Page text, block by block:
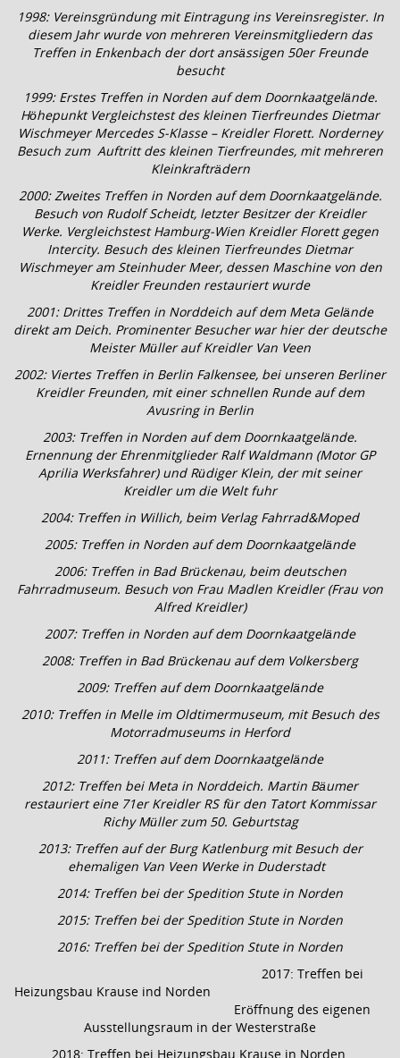
1998: Vereinsgründung mit Eintragung ins Vereinsregister. In
diesem Jahr wurde von mehreren Vereinsmitgliedern das
Treffen in Enkenbach der dort ansässigen 50er Freunde
besucht
1999: Erstes Treffen in Norden auf dem Doornkaatgelände.
Höhepunkt Vergleichstest des kleinen Tierfreundes Dietmar
Wischmeyer Mercedes S-Klasse – Kreidler Florett. Norderney
Besuch zum Auftritt des kleinen Tierfreundes, mit mehreren
Kleinkrafträdern
2000: Zweites Treffen in Norden auf dem Doornkaatgelände.
Besuch von Rudolf Scheidt, letzter Besitzer der Kreidler
Werke. Vergleichstest Hamburg-Wien Kreidler Florett gegen
Intercity. Besuch des kleinen Tierfreundes Dietmar
Wischmeyer am Steinhuder Meer, dessen Maschine von den
Kreidler Freunden restauriert wurde
2001: Drittes Treffen in Norddeich auf dem Meta Gelände
direkt am Deich. Prominenter Besucher war hier der deutsche
Meister Müller auf Kreidler Van Veen
2002: Viertes Treffen in Berlin Falkensee, bei unseren Berliner
Kreidler Freunden, mit einer schnellen Runde auf dem
Avusring in Berlin
2003: Treffen in Norden auf dem Doornkaatgelände.
Ernennung der Ehrenmitglieder Ralf Waldmann (Motor GP
Aprilia Werksfahrer) und Rüdiger Klein, der mit seiner
Kreidler um die Welt fuhr
2004: Treffen in Willich, beim Verlag Fahrrad&Moped
2005: Treffen in Norden auf dem Doornkaatgelände
2006: Treffen in Bad Brückenau, beim deutschen
Fahrradmuseum. Besuch von Frau Madlen Kreidler (Frau von
Alfred Kreidler)
2007: Treffen in Norden auf dem Doornkaatgelände
2008: Treffen in Bad Brückenau auf dem Volkersberg
2009: Treffen auf dem Doornkaatgelände
2010: Treffen in Melle im Oldtimermuseum, mit Besuch des
Motorradmuseums in Herford
2011: Treffen auf dem Doornkaatgelände
2012: Treffen bei Meta in Norddeich. Martin Bäumer
restauriert eine 71er Kreidler RS für den Tatort Kommissar
Richy Müller zum 50. Geburtstag
2013: Treffen auf der Burg Katlenburg mit Besuch der
ehemaligen Van Veen Werke in Duderstadt
2014: Treffen bei der Spedition Stute in Norden
2015: Treffen bei der Spedition Stute in Norden
2016: Treffen bei der Spedition Stute in Norden
2017: Treffen bei
Heizungsbau Krause ind Norden
Eröffnung des eigenen
Ausstellungsraum in der Westerstraße
2018: Treffen bei Heizungsbau Krause in Norden